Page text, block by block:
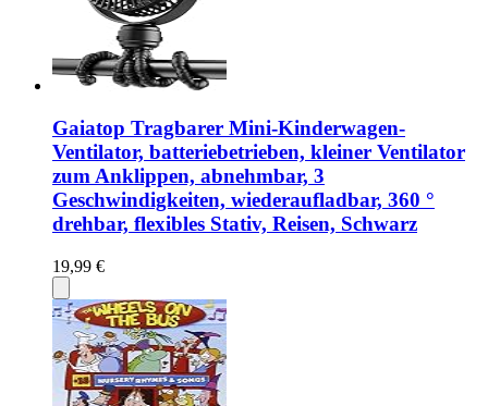
Gaiatop Tragbarer Mini-Kinderwagen-
Ventilator, batteriebetrieben, kleiner Ventilator
zum Anklippen, abnehmbar, 3
Geschwindigkeiten, wiederaufladbar, 360 °
drehbar, flexibles Stativ, Reisen, Schwarz
19,99 €